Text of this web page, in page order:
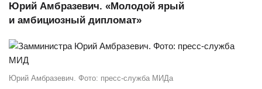
Юрий Амбразевич. «Молодой ярый
и амбициозный дипломат»
Юрий Амбразевич. Фото: пресс-служба МИДа